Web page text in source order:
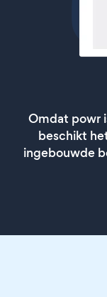
Omdat powr
beschikt
ingebouwde